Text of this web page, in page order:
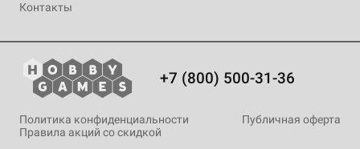
Контакты
+7 (800) 500-31-36
Политика конфиденциальности
Публичная оферта
Правила акций со скидкой